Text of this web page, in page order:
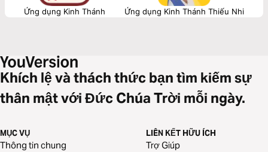
Ứng dụng Kinh Thánh Ứng dụng Kinh Thánh Thiếu Nhi
Khích lệ và thách thức bạn tìm kiếm sự
thân mật với Đức Chúa Trời mỗi ngày.
MỤC VỤ
Thông tin chung
LIÊN KẾT HỮU ÍCH
Trợ Giúp